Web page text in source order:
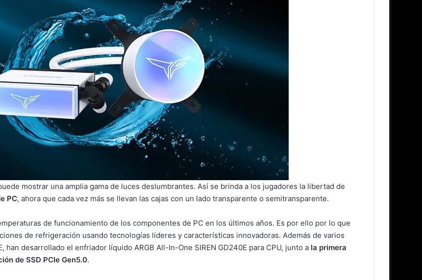
mostrar una amplia gama de luces deslumbrantes. Así se brinda a los jugadores la libertad de
PC, ahora que cada vez más se llevan las cajas con un lado transparente o semitransparente.
de funcionamiento de los componentes de PC en los últimos años. Es por ello por lo que
de refrigeración usando tecnologías líderes y características innovadoras. Además de varios
han desarrollado el enfriador líquido ARGB All-In-One SIREN GD240E para CPU, junto a la primera
de SSD PCIe Gen5.0.